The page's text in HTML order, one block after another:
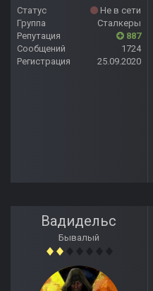
Статус
Не в сети
Группа
Сталкеры
Репутация
887
Сообщений
1724
Регистрация
25.09.2020
Вадидельс
Бывалый